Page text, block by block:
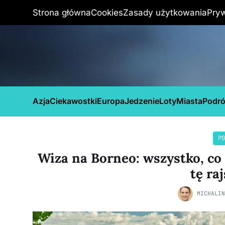
Strona głównaCookiesZasady użytkowania
AzjaCiekawostkiEuropaJedzenieLotyMiasta
Wiza na Borneo: wszystko,
tę